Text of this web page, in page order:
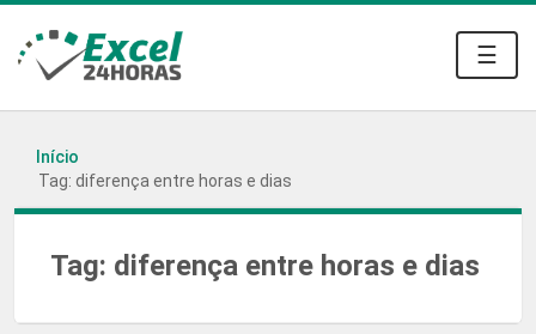
☰
Início
Tag: diferença entre horas e dias
Tag: diferença entre horas e dias